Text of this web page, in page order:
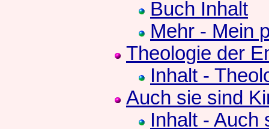
Buch Inhalt
Mehr - Mein
Theologie der
Inhalt -
Auch sie sind
Inhalt - Auch